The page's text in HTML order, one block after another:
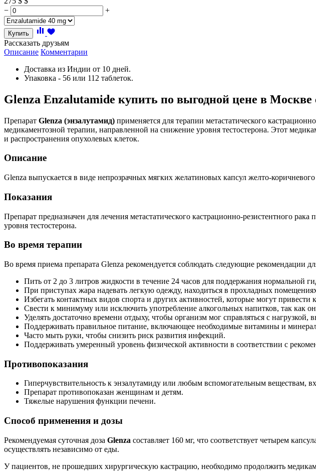
−
+
Купить
Рассказать друзьям
Описание Комментарии
Доставка из Индии от 10 дней.
Упаковка - 56 или 112 таблеток.
Glenza Enzalutamide купить по выгодной цене в Москве
Препарат Glenza (энзалутамид) применяется для терапии метастатического
медикаментозной терапии, направленной на снижение уровня тестостерона. Этот
и распространения опухолевых клеток.
Описание
Glenza выпускается в виде непрозрачных мягких желатиновых капсул желто-
Показания
Препарат предназначен для лечения метастатического кастрационно-резистентного
уровня тестостерона.
Во время терапии
Во время приема препарата Glenza рекомендуется соблюдать следующие рекомендации
Пить от 2 до 3 литров жидкости в течение 24 часов для поддержания нормальной
При приступах жара надевать легкую одежду, находиться в прохладных
Избегать контактных видов спорта и других активностей, которые могут
Свести к минимуму или исключить употребление алкогольных напитков, так как
Уделять достаточно времени отдыху, чтобы организм мог справляться с нагрузкой,
Поддерживать правильное питание, включающее необходимые витамины и
Часто мыть руки, чтобы снизить риск развития инфекций.
Поддерживать умеренный уровень физической активности в соответствии с
Противопоказания
Гиперчувствительность к энзалутамиду или любым вспомогательным веществам,
Препарат противопоказан женщинам и детям.
Тяжелые нарушения функции печени.
Способ применения и дозы
Рекомендуемая суточная доза Glenza составляет 160 мг, что соответствует четырем
осуществлять независимо от еды.
У пациентов, не прошедших хирургическую кастрацию, необходимо продолжить